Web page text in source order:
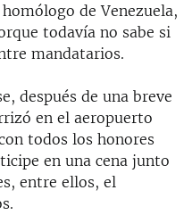
de Venezuela,
todavía no sabe si
mandatarios.
después de una breve
en el aeropuerto
todos los honores
en una cena junto
entre ellos, el